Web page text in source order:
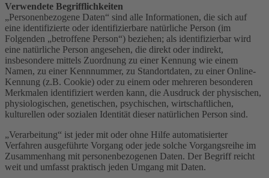
Verwendete Begrifflichkeiten
„Personenbezogene Daten“ sind alle Informationen, die sich auf
eine identifizierte oder identifizierbare natürliche Person (im
Folgenden „betroffene Person“) beziehen; als identifizierbar wird
eine natürliche Person angesehen, die direkt oder indirekt,
insbesondere mittels Zuordnung zu einer Kennung wie einem
Namen, zu einer Kennnummer, zu Standortdaten, zu einer Online-
Kennung (z.B. Cookie) oder zu einem oder mehreren besonderen
Merkmalen identifiziert werden kann, die Ausdruck der physischen,
physiologischen, genetischen, psychischen, wirtschaftlichen,
kulturellen oder sozialen Identität dieser natürlichen Person sind.
„Verarbeitung“ ist jeder mit oder ohne Hilfe automatisierter
Verfahren ausgeführte Vorgang oder jede solche Vorgangsreihe im
Zusammenhang mit personenbezogenen Daten. Der Begriff reicht
weit und umfasst praktisch jeden Umgang mit Daten.